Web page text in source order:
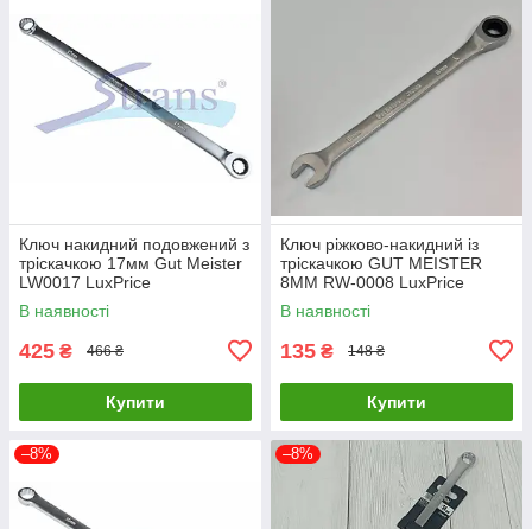
Ключ накидний подовжений з
тріскачкою 17мм Gut Meister
LW0017 LuxPrice
В наявності
425 ₴ 466 ₴
Купити
Ключ ріжково-накидний із
тріскачкою GUT MEISTER
8MM RW-0008 LuxPrice
В наявності
135 ₴ 148 ₴
Купити
–8% –8%